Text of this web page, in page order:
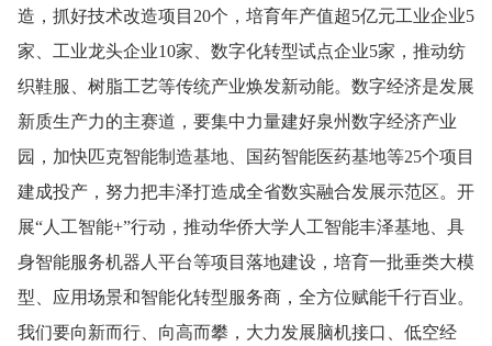
造，抓好技术改造项目20个，培育年产值超5亿元工业企业5
家、工业龙头企业10家、数字化转型试点企业5家，推动纺
织鞋服、树脂工艺等传统产业焕发新动能。数字经济是发展
新质生产力的主赛道，要集中力量建好泉州数字经济产业
园，加快匹克智能制造基地、国药智能医药基地等25个项目
建成投产，努力把丰泽打造成全省数实融合发展示范区。开
展“人工智能+”行动，推动华侨大学人工智能丰泽基地、具
身智能服务机器人平台等项目落地建设，培育一批垂类大模
型、应用场景和智能化转型服务商，全方位赋能千行百业。
我们要向新而行、向高而攀，大力发展脑机接口、低空经